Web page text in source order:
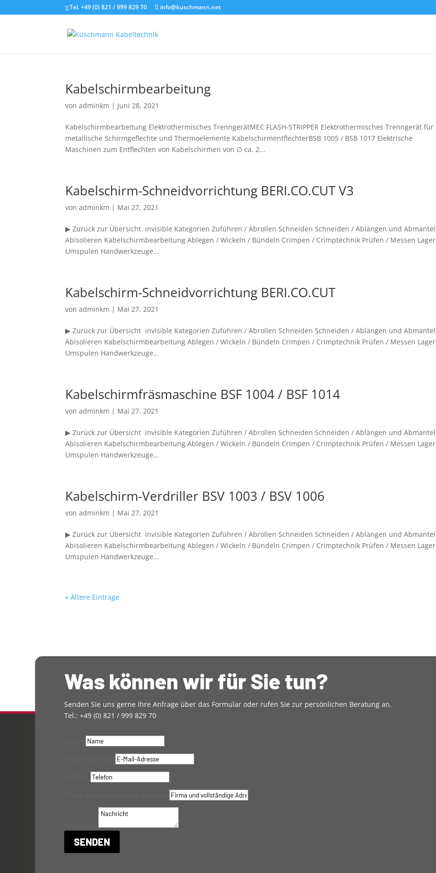
Tel. +49 (0) 821 / 999 829 70 info@kuschmann.net
Kabelschirmbearbeitung
vonadminkm | Juni 28, 2021
Kabelschirmbearbeitung Elektrothermisches TrenngerätMEC FLASH-STRIPPER Elektrothermisches Trenngerät für
metallische Schirmgeflechte und Thermoelemente KabelschirmentflechterBSB 1005 / BSB 1017 Elektrische
Maschinen zum Entflechten von Kabelschirmen von ∅ ca. 2...
Kabelschirm-Schneidvorrichtung BERI.CO.CUT V3
vonadminkm | Mai 27, 2021
▶ Zurück zur Übersicht invisible Kategorien Zuführen / Abrollen Schneiden Schneiden / Ablängen und
Abisolieren Kabelschirmbearbeitung Ablegen / Wickeln / Bündeln Crimpen / Crimptechnik Prüfen / Messen
Umspulen Handwerkzeuge...
Kabelschirm-Schneidvorrichtung BERI.CO.CUT
vonadminkm | Mai 27, 2021
▶ Zurück zur Übersicht invisible Kategorien Zuführen / Abrollen Schneiden Schneiden / Ablängen und
Abisolieren Kabelschirmbearbeitung Ablegen / Wickeln / Bündeln Crimpen / Crimptechnik Prüfen / Messen
Umspulen Handwerkzeuge...
Kabelschirmfräsmaschine BSF 1004 / BSF 1014
vonadminkm | Mai 27, 2021
▶ Zurück zur Übersicht invisible Kategorien Zuführen / Abrollen Schneiden Schneiden / Ablängen und
Abisolieren Kabelschirmbearbeitung Ablegen / Wickeln / Bündeln Crimpen / Crimptechnik Prüfen / Messen
Umspulen Handwerkzeuge...
Kabelschirm-Verdriller BSV 1003 / BSV 1006
vonadminkm | Mai 27, 2021
▶ Zurück zur Übersicht invisible Kategorien Zuführen / Abrollen Schneiden Schneiden / Ablängen und
Abisolieren Kabelschirmbearbeitung Ablegen / Wickeln / Bündeln Crimpen / Crimptechnik Prüfen / Messen
Umspulen Handwerkzeuge...
« Ältere Einträge
Was können wir für Sie tun?
Senden Sie uns gerne Ihre Anfrage über das Formular oder rufen Sie zur persönlichen Beratung an.
Tel.: +49 (0) 821 / 999 829 70
SENDEN